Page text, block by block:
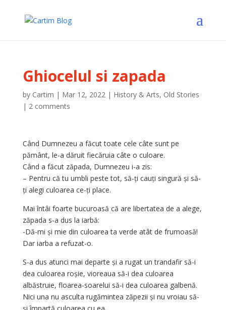
Ghiocelul si zapada
by Cartim | Mar 12, 2022| History & Arts, Old Stories
| 2 comments
Când Dumnezeu a făcut toate cele câte sunt pe
pământ, le-a dăruit fiecăruia câte o culoare.
Când a făcut zăpada, Dumnezeu i-a zis:
– Pentru că tu umbli peste tot, să-ți cauți singură și să-
ți alegi culoarea ce-ți place.
Mai întâi foarte bucuroasă că are libertatea de a alege,
zăpada s-a dus la iarbă:
-Dă-mi și mie din culoarea ta verde atât de frumoasă!
Dar iarba a refuzat-o.
S-a dus atunci mai departe și a rugat un trandafir să-i
dea culoarea roșie, vioreaua să-i dea culoarea
albăstruie, floarea-soarelui să-i dea culoarea galbenă.
Nici una nu asculta rugămintea zăpezii și nu vroiau să-